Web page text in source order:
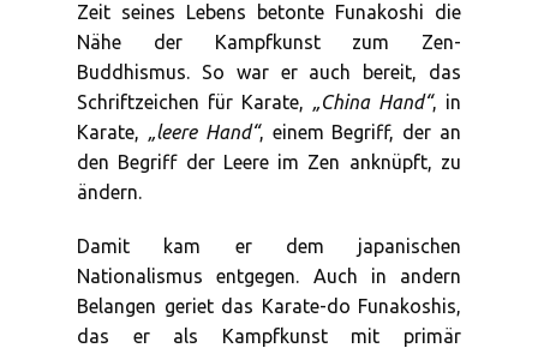
Zeit seines Lebens betonte Funakoshi die
Nähe der Kampfkunst zum Zen-
Buddhismus. So war er auch bereit, das
Schriftzeichen für Karate, „China Hand“, in
Karate, „leere Hand“, einem Begriff, der an
den Begriff der Leere im Zen anknüpft, zu
ändern.
Damit kam er dem japanischen
Nationalismus entgegen. Auch in andern
Belangen geriet das Karate-do Funakoshis,
das er als Kampfkunst mit primär